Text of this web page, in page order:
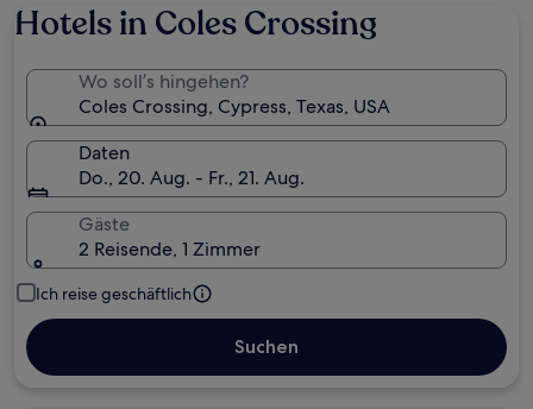
Hotels in Coles Crossing
Wo soll’s hingehen?
Coles Crossing, Cypress, Texas, USA
Daten
Do., 20. Aug. - Fr., 21. Aug.
Gäste
2 Reisende, 1 Zimmer
Ich reise geschäftlich
Suchen